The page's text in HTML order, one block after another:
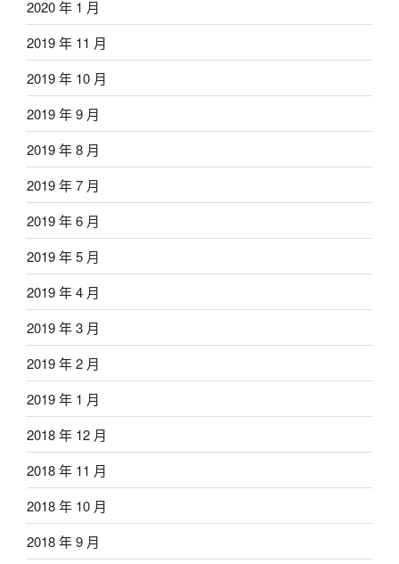
2020 年 1 月
2019 年 11 月
2019 年 10 月
2019 年 9 月
2019 年 8 月
2019 年 7 月
2019 年 6 月
2019 年 5 月
2019 年 4 月
2019 年 3 月
2019 年 2 月
2019 年 1 月
2018 年 12 月
2018 年 11 月
2018 年 10 月
2018 年 9 月